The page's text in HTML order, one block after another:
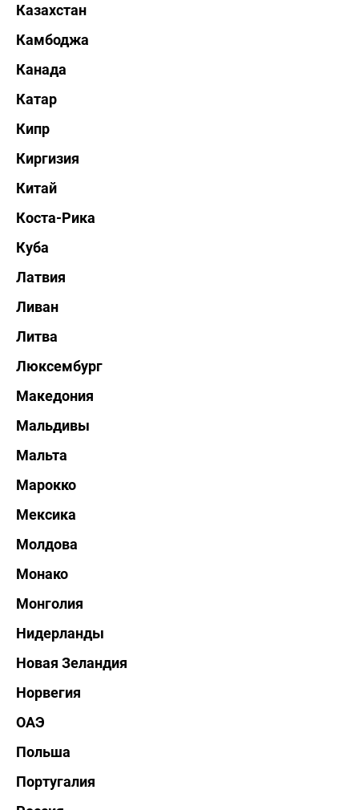
Казахстан
Камбоджа
Канада
Катар
Кипр
Киргизия
Китай
Коста-Рика
Куба
Латвия
Ливан
Литва
Люксембург
Македония
Мальдивы
Мальта
Марокко
Мексика
Молдова
Монако
Монголия
Нидерланды
Новая Зеландия
Норвегия
ОАЭ
Польша
Португалия